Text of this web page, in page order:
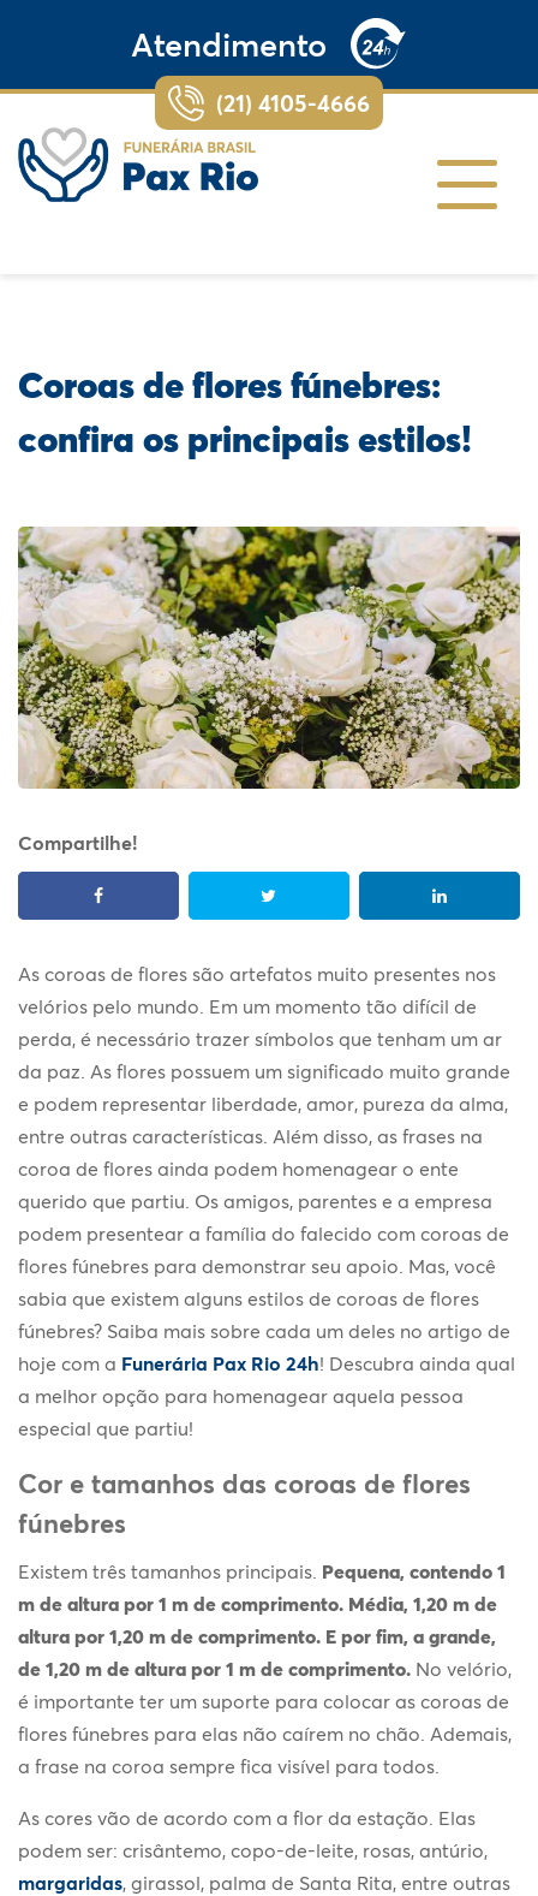
Atendimento
(21) 4105-4666
Coroas de flores fúnebres:
confira os principais estilos!
Compartilhe!
As coroas de flores são artefatos muito presentes nos
velórios pelo mundo. Em um momento tão difícil de
perda, é necessário trazer símbolos que tenham um ar
da paz. As flores possuem um significado muito grande
e podem representar liberdade, amor, pureza da alma,
entre outras características. Além disso, as frases na
coroa de flores ainda podem homenagear o ente
querido que partiu. Os amigos, parentes e a empresa
podem presentear a família do falecido com coroas de
flores fúnebres para demonstrar seu apoio. Mas, você
sabia que existem alguns estilos de coroas de flores
fúnebres? Saiba mais sobre cada um deles no artigo de
hoje com a Funerária Pax Rio 24h! Descubra ainda qual
a melhor opção para homenagear aquela pessoa
especial que partiu!
Cor e tamanhos das coroas de flores
fúnebres
Existem três tamanhos principais. Pequena, contendo 1
m de altura por 1 m de comprimento. Média, 1,20 m de
altura por 1,20 m de comprimento. E por fim, a grande,
de 1,20 m de altura por 1 m de comprimento. No velório,
é importante ter um suporte para colocar as coroas de
flores fúnebres para elas não caírem no chão. Ademais,
a frase na coroa sempre fica visível para todos.
As cores vão de acordo com a flor da estação. Elas
podem ser: crisântemo, copo-de-leite, rosas, antúrio,
margaridas, girassol, palma de Santa Rita, entre outras